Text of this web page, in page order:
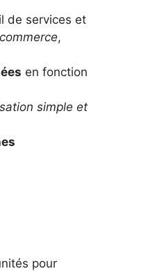
de services et
,
en fonction
simple et
pour